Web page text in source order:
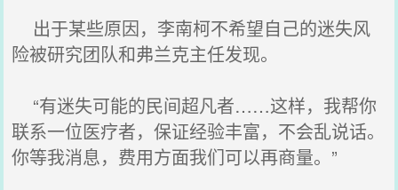
出于某些原因，李南柯不希望自己的迷失风
险被研究团队和弗兰克主任发现。
“有迷失可能的民间超凡者……这样，我帮你
联系一位医疗者，保证经验丰富，不会乱说话。
你等我消息，费用方面我们可以再商量。”